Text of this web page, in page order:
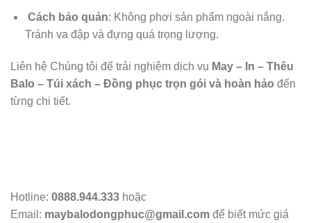
Cách bảo quản: Không phơi sản phẩm ngoài nắng.
Tránh va đập và đựng quá trọng lượng.
Liên hệ Chúng tôi để trải nghiệm dịch vụ May – In – Thêu
Balo – Túi xách – Đồng phục trọn gói và hoàn hảo đến
từng chi tiết.
Hotline: 0888.944.333 hoặc
Email: maybalodongphuc@gmail.com để biết mức giá